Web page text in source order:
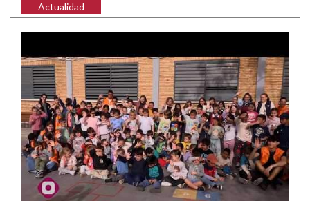
Actualidad